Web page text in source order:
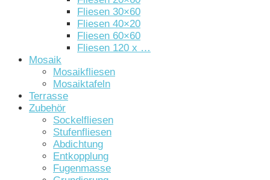
Fliesen 30×60
Fliesen 40×20
Fliesen 60×60
Fliesen 120 x …
Mosaik
Mosaikfliesen
Mosaiktafeln
Terrasse
Zubehör
Sockelfliesen
Stufenfliesen
Abdichtung
Entkopplung
Fugenmasse